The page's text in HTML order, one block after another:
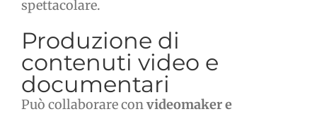
spettacolare.
Produzione di
contenuti video e
documentari
Può collaborare convideomaker e